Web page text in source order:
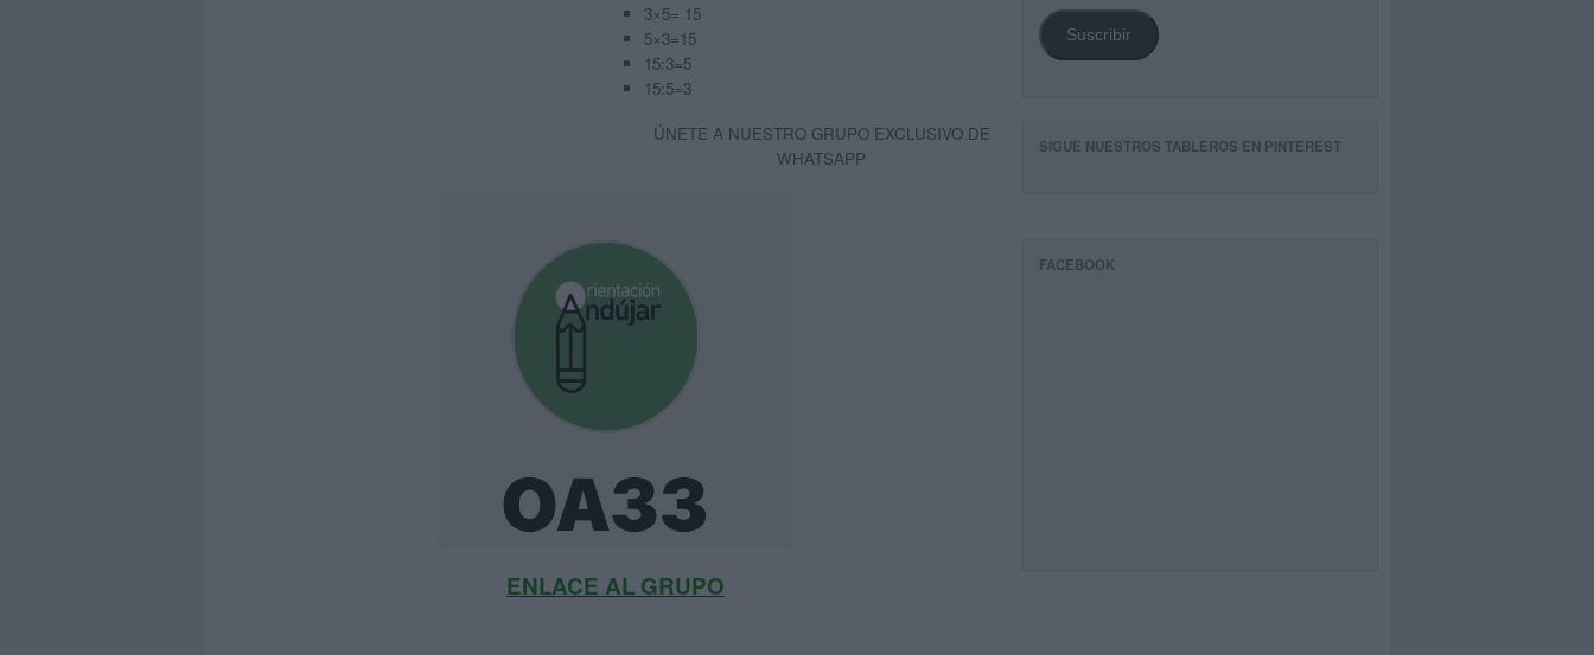
3×5= 15
5×3=15
15:3=5
15:5=3
ÚNETE A NUESTRO GRUPO EXCLUSIVO DE
WHATSAPP
ENLACE AL GRUPO
Suscribir
SIGUE NUESTROS TABLEROS EN PINTEREST
FACEBOOK